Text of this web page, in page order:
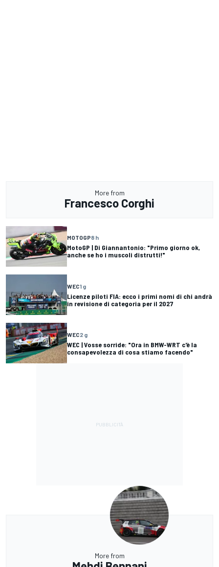
More from
Francesco Corghi
MOTOGP8 h
MotoGP | Di Giannantonio: "Primo giorno ok,
anche se ho i muscoli distrutti!"
WEC1 g
Licenze piloti FIA: ecco i primi nomi di chi andrà
in revisione di categoria per il 2027
WEC2 g
WEC | Vosse sorride: "Ora in BMW-WRT c'è la
consapevolezza di cosa stiamo facendo"
More from